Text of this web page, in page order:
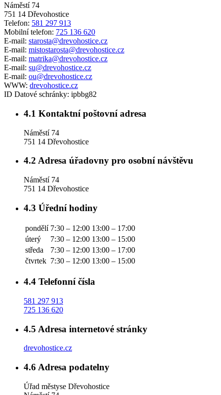
Náměstí 74
751 14 Dřevohostice
Telefon: 581 297 913
Mobilní telefon: 725 136 620
E-mail: starosta@drevohostice.cz
E-mail: mistostarosta@drevohostice.cz
E-mail: matrika@drevohostice.cz
E-mail: su@drevohostice.cz
E-mail: ou@drevohostice.cz
WWW: drevohostice.cz
ID Datové schránky: ipbbg82
4.1 Kontaktní poštovní adresa
Náměstí 74
751 14 Dřevohostice
4.2 Adresa úřadovny pro osobní návštěvu
Náměstí 74
751 14 Dřevohostice
4.3 Úřední hodiny
pondělí 7:30 – 12:00 13:00 – 17:00
úterý
7:30 – 12:00 13:00 – 15:00
středa
7:30 – 12:00 13:00 – 17:00
čtvrtek 7:30 – 12:00 13:00 – 15:00
4.4 Telefonní čísla
581 297 913
725 136 620
4.5 Adresa internetové stránky
drevohostice.cz
4.6 Adresa podatelny
Úřad městyse Dřevohostice